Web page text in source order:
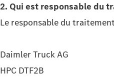
2. Qui est responsable du
Le responsable du
Daimler Truck AG
HPC DTF2B